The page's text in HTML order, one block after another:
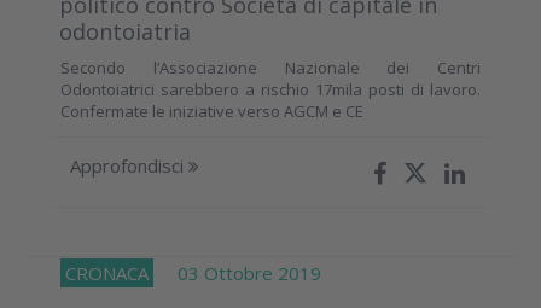
odontoiatria
Secondo l’Associazione Nazionale dei Centri
Odontoiatrici sarebbero a rischio 17mila posti di lavoro.
Confermate le iniziative verso AGCM e CE
Approfondisci
CRONACA 03 Ottobre 2019